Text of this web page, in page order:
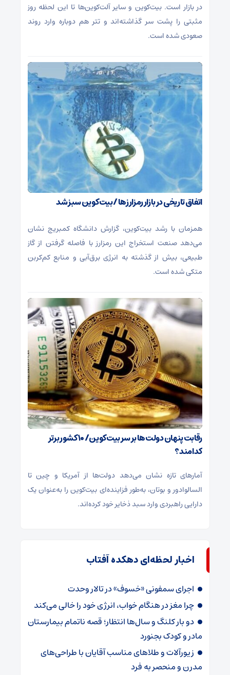
در بازار است. بیت‌کوین و سایر آلت‌کوین‌ها تا این لحظه روز
مثبتی را پشت سر گذاشته‌اند و تتر هم دوباره وارد روند
صعودی شده است.
اتفاق تاریخی در بازار رمزارزها / بیت‌کوین سبز شد
همزمان با رشد بیت‌کوین، گزارش دانشگاه کمبریج نشان
می‌دهد صنعت استخراج این رمزارز با فاصله گرفتن از گاز
طبیعی، بیش از گذشته به انرژی برق‌آبی و منابع کم‌کربن
متکی شده است.
رقابت پنهان دولت‌ها بر سر بیت‌کوین/ ۱۰ کشور برتر
کدامند؟
آمارهای تازه نشان می‌دهد دولت‌ها از آمریکا و چین تا
السالوادور و بوتان، به‌طور فزاینده‌ای بیت‌کوین را به‌عنوان یک
دارایی راهبردی وارد سبد ذخایر خود کرده‌اند.
اخبار لحظه‌ای دهکده آفتاب
اجرای سمفونی «خسوف» در تالار وحدت
چرا مغز در هنگام خواب، انرژی خود را خالی می‌کند
دو بار کلنگ و سال‌ها انتظار؛ قصه ناتمام بیمارستان
مادر و کودک بجنورد
زیورآلات و طلاهای مناسب آقایان با طراحی‌های
مدرن و منحصر به فرد